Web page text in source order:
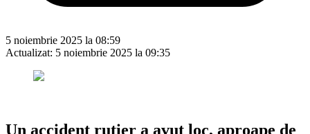
5 noiembrie 2025 la 08:59
Actualizat: 5 noiembrie 2025 la 09:35
Un accident rutier a avut loc, aproape de